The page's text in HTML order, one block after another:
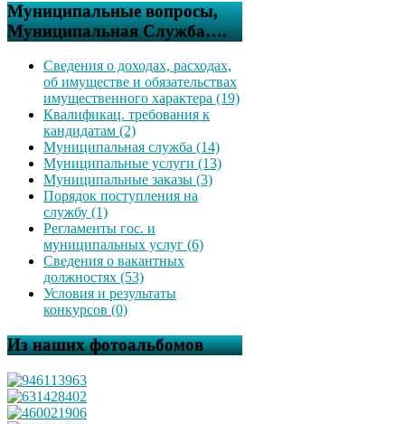
Муниципальные вопросы,
Муниципальная Служба….
Сведения о доходах, расходах,
об имуществе и обязательствах
имущественного характера (19)
Квалификац. требования к
кандидатам (2)
Муниципальная служба (14)
Муниципальные услуги (13)
Муниципальные заказы (3)
Порядок поступления на
службу (1)
Регламенты гос. и
муниципальных услуг (6)
Сведения о вакантных
должностях (53)
Условия и результаты
конкурсов (0)
Из наших фотоальбомов